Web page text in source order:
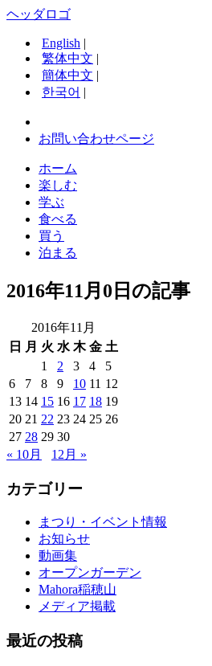
ヘッダロゴ
English |
繁体中文 |
簡体中文 |
한국어 |
お問い合わせページ
ホーム
楽しむ
学ぶ
食べる
買う
泊まる
2016年11月0日の記事
2016年11月
日
月 火 水 木 金 土
1
2 3 4
5
6
7 8 9 10 11 12
13 14 15 16 17 18 19
20 21 22 23 24 25 26
27 28 29 30
« 10月
12月 »
カテゴリー
まつり・イベント情報
お知らせ
動画集
オープンガーデン
Mahora稲穂山
メディア掲載
最近の投稿